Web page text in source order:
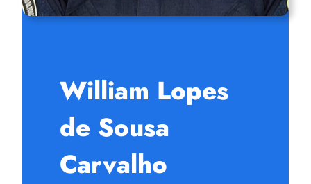
William Lopes
de Sousa
Carvalho